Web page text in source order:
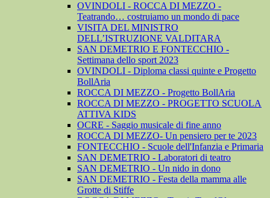
OVINDOLI - ROCCA DI MEZZO -
Teatrando… costruiamo un mondo di pace
VISITA DEL MINISTRO
DELL’ISTRUZIONE VALDITARA
SAN DEMETRIO E FONTECCHIO -
Settimana dello sport 2023
OVINDOLI - Diploma classi quinte e Progetto
BollAria
ROCCA DI MEZZO - Progetto BollAria
ROCCA DI MEZZO - PROGETTO SCUOLA
ATTIVA KIDS
OCRE - Saggio musicale di fine anno
ROCCA DI MEZZO- Un pensiero per te 2023
FONTECCHIO - Scuole dell'Infanzia e Primaria
SAN DEMETRIO - Laboratori di teatro
SAN DEMETRIO - Un nido in dono
SAN DEMETRIO - Festa della mamma alle
Grotte di Stiffe